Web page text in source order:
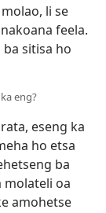
li se
feela.
ba sitisa ho
eng?
eseng ka
ho etsa
ba
molateli oa
amohetse